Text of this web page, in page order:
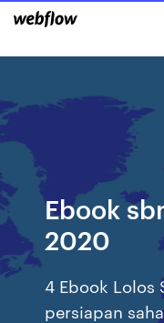
Ebook
2020
4 Ebook Lolos
persiapan